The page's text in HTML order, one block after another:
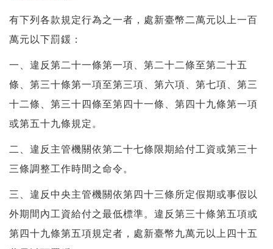
有下列各款規定行為之一者，處新臺幣二萬元以上一百
萬元以下罰鍰：
一、違反第二十一條第一項、第二十二條至第二十五
條、第三十條第一項至第三項、第六項、第七項、第三
十二條、第三十四條至第四十一條、第四十九條第一項
或第五十九條規定。
二、違反主管機關依第二十七條限期給付工資或第三十
三條調整工作時間之命令。
三、違反中央主管機關依第四十三條所定假期或事假以
外期間內工資給付之最低標準。違反第三十條第五項或
第四十九條第五項規定者，處新臺幣九萬元以上四十五